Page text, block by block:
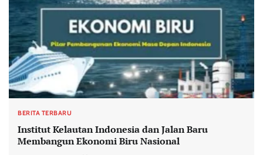
BERITA TERBARU
Institut Kelautan Indonesia dan Jalan Baru
Membangun Ekonomi Biru Nasional